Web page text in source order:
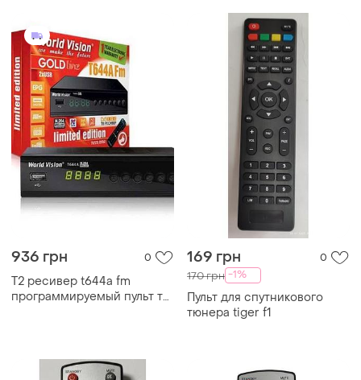
combo t2/s2 foros
936 грн 0
Т2 ресивер t644a fm
программируемый пульт тм
169 грн 0
170 грн -1%
Пульт для спутникового
тюнера tiger f1